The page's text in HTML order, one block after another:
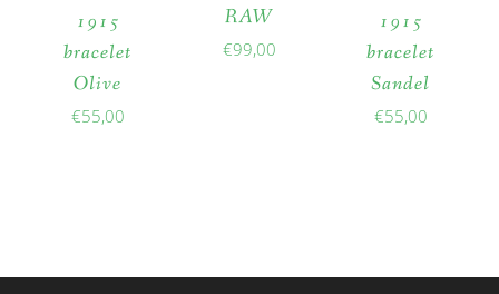
1915
bracelet
Olive
€55,00
RAW
€99,00
1915
bracelet
Sandel
€55,00